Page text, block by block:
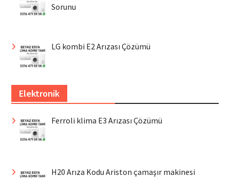
Sorunu
LG kombi E2 Arızası Çözümü
Elektronik
Ferroli klima E3 Arızası Çözümü
H20 Arıza Kodu Ariston çamaşır makinesi